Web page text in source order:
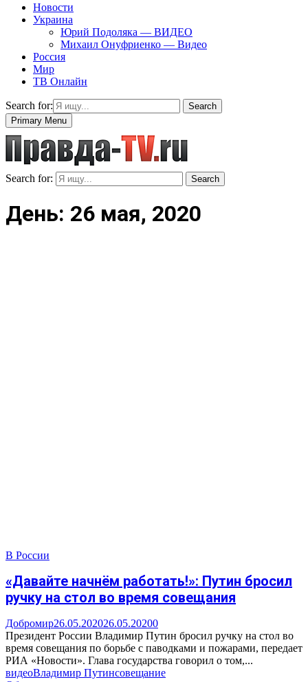
Новости
Украина
Юрий Подоляка — ВИДЕО
Михаил Онуфриенко — Видео
Россия
Мир
ТВ Онлайн
Search for:
Search
Primary Menu
Search for: Search
День: 26 мая, 2020
В России
«Давайте начнём работать!»: Путин бросил
ручку на стол во время совещания
Добромир26.05.202026.05.20200
Президент России Владимир Путин бросил ручку на стол во
время совещания по борьбе с паводками и пожарами, передает
РИА «Новости». Глава государства говорил о том,...
видеоВладимир Путинсовещание